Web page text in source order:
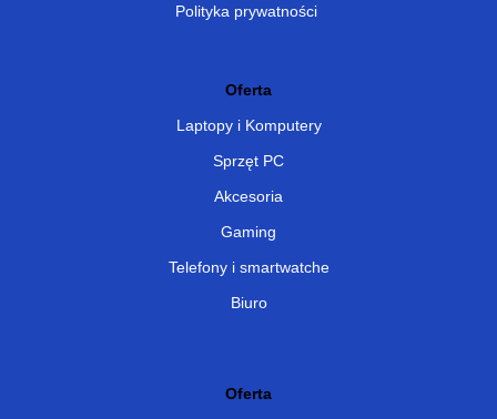
Polityka prywatności
Oferta
Laptopy i Komputery
Sprzęt PC
Akcesoria
Gaming
Telefony i smartwatche
Biuro
Oferta